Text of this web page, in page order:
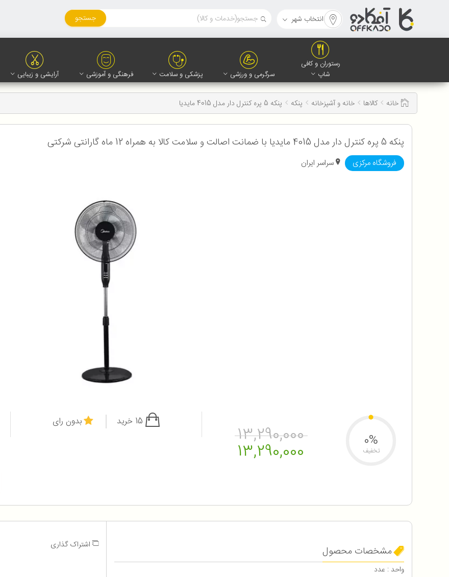
انتخاب شهر جستجو
رستوران و کافی
شاپ
سرگرمی و ورزشی پزشکی و سلامت فرهنگی و آموزشی آرایشی و زیبایی
خانه کالاها خانه و آشپزخانه پنکه پنکه 5 پره کنترل دار مدل 4015 مایدیا
پنکه 5 پره کنترل دار مدل 4015 مایدیا با ضمانت اصالت و سلامت کالا به همراه 12 ماه گارانتی شرکتی
فروشگاه مرکزی سراسر ایران
13,290,000
13,290,000 0%
تخفیف
بدون رای
مشخصات محصول
واحد : عدد
اشتراک گذاری